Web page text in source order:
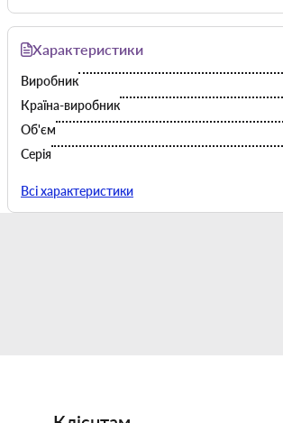
Характеристики
Виробник
Країна-виробник
Об'єм
Серія
Всі характеристики